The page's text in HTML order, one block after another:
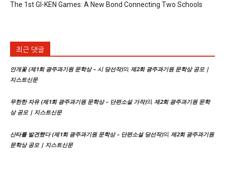
The 1st GI-KEN Games: A New Bond Connecting Two Schools
최근 댓글
안개꽃 (제1회 광주과기원 문학상 – 시 당선작)의 제2회 광주과기원 문학상 공모 |
지스트신문
무한한 자유 (제1회 광주과기원 문학상 – 단편소설 가작)의 제2회 광주과기원 문학
상 공모 | 지스트신문
산타를 발견했다 (제1회 광주과기원 문학상 – 단편소설 당선작)의 제2회 광주과기원
문학상 공모 | 지스트신문